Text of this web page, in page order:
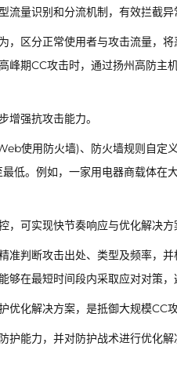
流量识别和分流机制，有效拦截异
，区分正常使用者与攻击流量，
峰期CC攻击时，通过扬州高防
增强抗攻击能力。
使用防火墙)、防火墙规则自定
低。例如，一家用电器商载体
，可实现快节奏响应与优化解决方
准判断攻击出处、类型及频率，
够在最短时间段内采取应对对策，
优化解决方案，是抵御大规模CC攻
护能力，并对防护战术进行优化